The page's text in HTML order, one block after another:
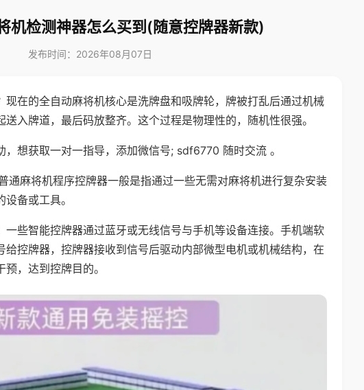
机检测神器怎么买到(随意控牌器新款)
发布时间：2026年08月07日
现在的全自动麻将机核心是洗牌盘和吸牌轮，牌被打乱后通过机械
入牌道，最后码放整齐。这个过程是物理性的，随机性很强。
，想获取一对一指导，添加微信号; sdf6770 随时交流 。
通麻将机程序控牌器一般是指通过一些无需对麻将机进行复杂安装
备或工具。
一些智能控牌器通过蓝牙或无线信号与手机等设备连接。手机端软
给控牌器，控牌器接收到信号后驱动内部微型电机或机械结构，在
，达到控牌目的。